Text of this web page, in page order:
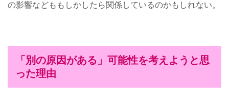
の影響などももしかしたら関係しているのかもしれない。
「別の原因がある」可能性を考えようと思
った理由